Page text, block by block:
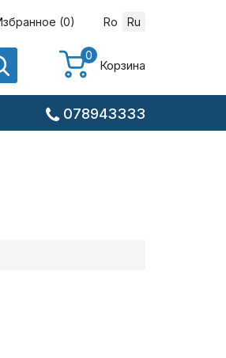
(0) Ro Ru
0
Корзина
078943333